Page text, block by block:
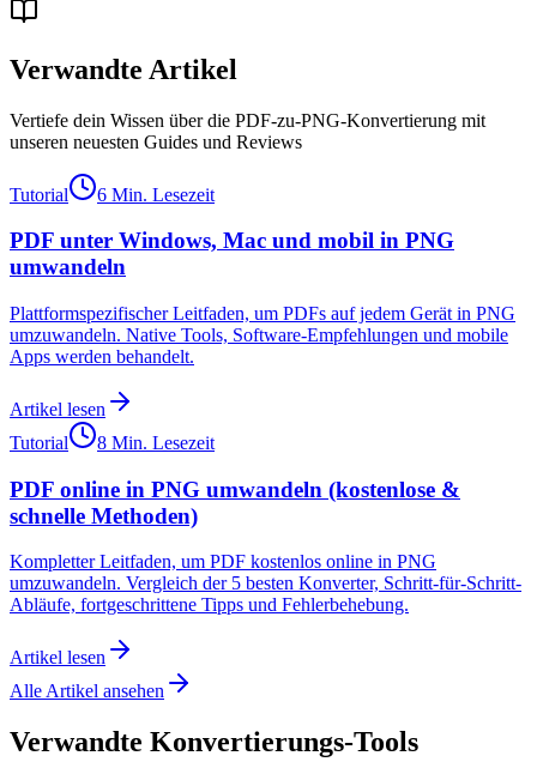
Verwandte Artikel
Vertiefe dein Wissen über die PDF-zu-PNG-Konvertierung mit
unseren neuesten Guides und Reviews
Tutorial 6 Min. Lesezeit
PDF unter Windows, Mac und mobil in PNG
umwandeln
Plattformspezifischer Leitfaden, um PDFs auf jedem Gerät in PNG
umzuwandeln. Native Tools, Software-Empfehlungen und mobile
Apps werden behandelt.
Artikel lesen
Tutorial
8 Min. Lesezeit
PDF online in PNG umwandeln (kostenlose &
schnelle Methoden)
Kompletter Leitfaden, um PDF kostenlos online in PNG
umzuwandeln. Vergleich der 5 besten Konverter, Schritt-für-Schritt-
Abläufe, fortgeschrittene Tipps und Fehlerbehebung.
Artikel lesen
Alle Artikel ansehen
Verwandte Konvertierungs-Tools